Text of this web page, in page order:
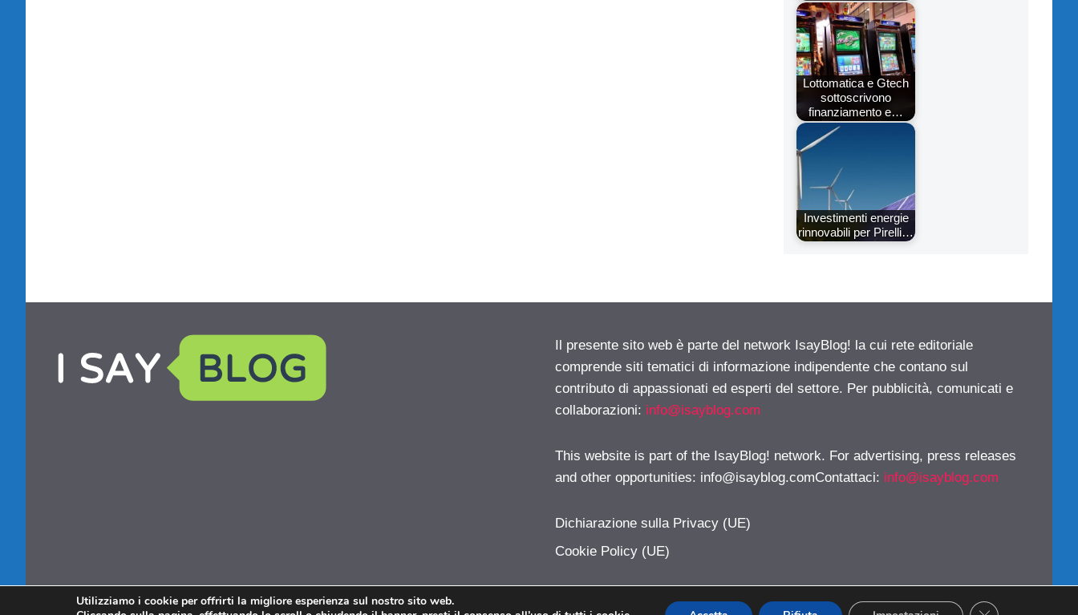
Lottomatica e Gtech
sottoscrivono
finanziamento e…
Investimenti energie
rinnovabili per Pirelli…
Il presente sito web è parte del network IsayBlog! la cui rete editoriale
comprende siti tematici di informazione indipendente che contano sul
contributo di appassionati ed esperti del settore. Per pubblicità, comunicati e
collaborazioni: info@isayblog.com
This website is part of the IsayBlog! network. For advertising, press releases
and other opportunities: info@isayblog.comContattaci: info@isayblog.com
Dichiarazione sulla Privacy (UE)
Cookie Policy (UE)
Utilizziamo i cookie per offrirti la migliore esperienza sul nostro sito web.
CLOSE GDPR